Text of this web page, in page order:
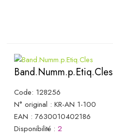
Band.Numm.p.Etiq.Cles
Code: 128256
N° original : KR-AN 1-100
EAN : 7630010402186
Disponibilité : 2